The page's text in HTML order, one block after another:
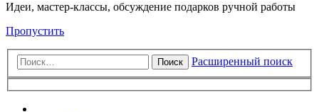
Идеи, мастер-классы, обсуждение подарков ручной работы
Пропустить
Поиск Расширенный поиск